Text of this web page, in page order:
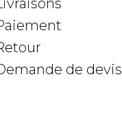
de devis